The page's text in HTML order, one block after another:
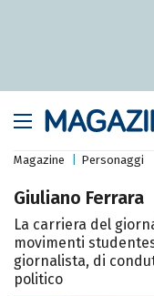
Magazine Personaggi
Giuliano Ferrara
La carriera del
movimenti
giornalista, di
politico